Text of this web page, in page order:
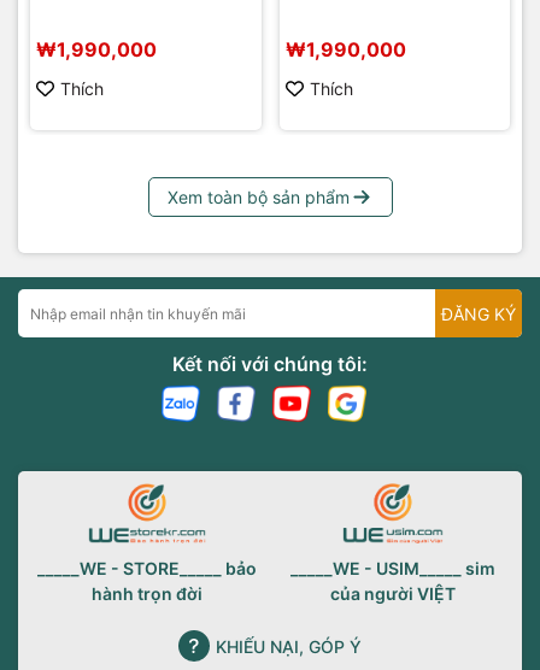
₩1,990,000
Thích
₩1,990,000
Thích
Xem toàn bộ sản phẩm
ĐĂNG KÝ
Kết nối với chúng tôi:
_____WE - STORE_____ bảo
hành trọn đời
_____WE - USIM_____ sim
của người VIỆT
KHIẾU NẠI, GÓP Ý